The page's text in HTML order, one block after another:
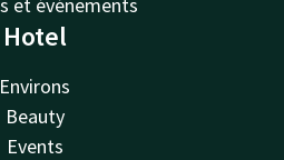
Hotel
Environs
Beauty
Events